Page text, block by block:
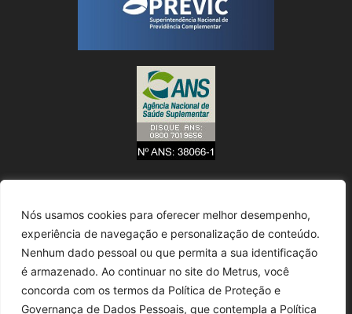
Nós usamos cookies para oferecer melhor desempenho,
experiência de navegação e personalização de conteúdo.
Nenhum dado pessoal ou que permita a sua identificação
é armazenado. Ao continuar no site do Metrus, você
concorda com os termos da Política de Proteção e
Governança de Dados Pessoais, que contempla a Política